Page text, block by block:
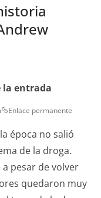
la entrada
Enlace permanente
época no salió
de la droga.
pesar de volver
quedaron muy